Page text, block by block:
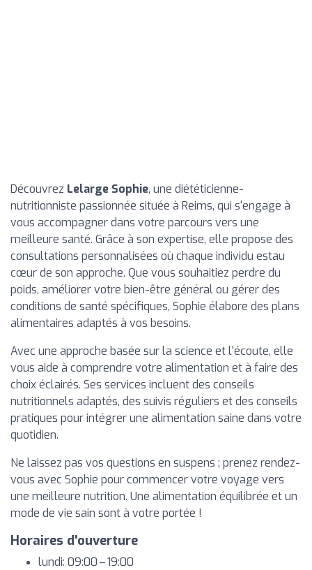
Découvrez Lelarge Sophie, une diététicienne-
nutritionniste passionnée située à Reims, qui s'engage à
vous accompagner dans votre parcours vers une
meilleure santé. Grâce à son expertise, elle propose des
consultations personnalisées où chaque individu estau
cœur de son approche. Que vous souhaitiez perdre du
poids, améliorer votre bien-être général ou gérer des
conditions de santé spécifiques, Sophie élabore des plans
alimentaires adaptés à vos besoins.
Avec une approche basée sur la science et l'écoute, elle
vous aide à comprendre votre alimentation et à faire des
choix éclairés. Ses services incluent des conseils
nutritionnels adaptés, des suivis réguliers et des conseils
pratiques pour intégrer une alimentation saine dans votre
quotidien.
Ne laissez pas vos questions en suspens ; prenez rendez-
vous avec Sophie pour commencer votre voyage vers
une meilleure nutrition. Une alimentation équilibrée et un
mode de vie sain sont à votre portée !
Horaires d'ouverture
lundi: 09:00 – 19:00